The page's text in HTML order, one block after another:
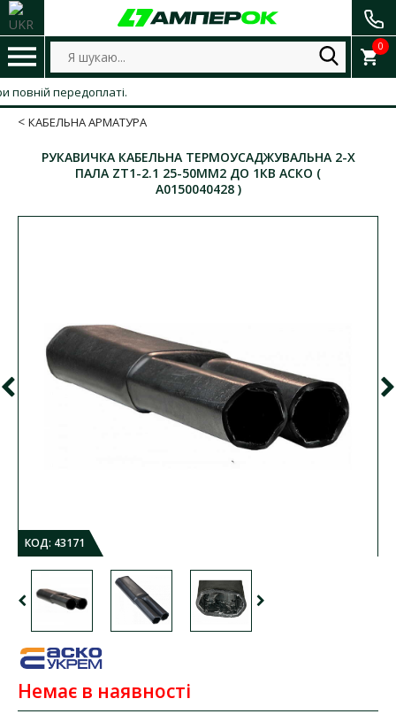
0
передоплаті.
КАБЕЛЬНА АРМАТУРА
РУКАВИЧКА КАБЕЛЬНА ТЕРМОУСАДЖУВАЛЬНА 2-Х
ПАЛА ZT1-2.1 25-50ММ2 ДО 1КВ АСКО (
A0150040428 )
КОД: 43171
Немає в наявності